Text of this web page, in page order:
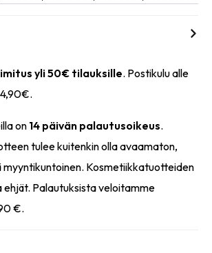
yli 50€ tilauksille. Postikulu alle
on 14 päivän palautusoikeus.
tulee kuitenkin olla avaamaton,
myyntikuntoinen. Kosmetiikkatuotteiden
ehjät. Palautuksista veloitamme
€.